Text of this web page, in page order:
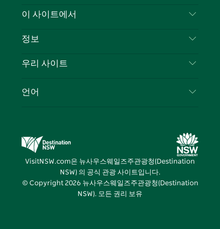
북
다
스
문의하기
쿠키 고지
이 사이트에서
목적지
이벤트
정보
여행 정보
뉴사우스웨일즈주 의 사업
우리 사이트
뉴사우스웨일즈주관광청(Destination NSW) 미디
어 센터
비비드 시드니(Vivid Sydney)
언어
VisitNSW.com은 뉴사우스웨일즈주관광청(Destination
NSW) 의 공식 관광 사이트입니다.
© Copyright 2026 뉴사우스웨일즈주관광청(Destination
NSW). 모든 권리 보유